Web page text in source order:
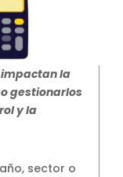
impactan la
gestionarlos
y la
sector o